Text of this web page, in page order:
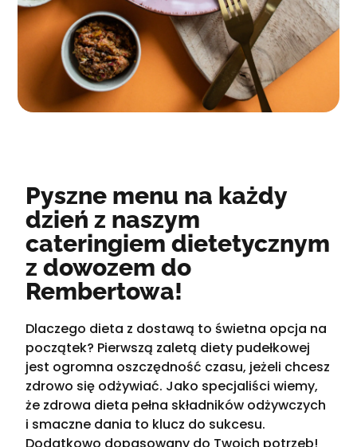
Pyszne menu na każdy
dzień z naszym
cateringiem dietetycznym
z dowozem do
Rembertowa!
Dlaczego dieta z dostawą to świetna opcja na
początek? Pierwszą zaletą diety pudełkowej
jest ogromna oszczędność czasu, jeżeli chcesz
zdrowo się odżywiać. Jako specjaliści wiemy,
że zdrowa dieta pełna składników odżywczych
i smaczne dania to klucz do sukcesu.